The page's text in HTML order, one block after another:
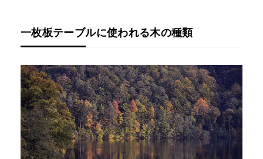
一枚板テーブルに使われる木の種類